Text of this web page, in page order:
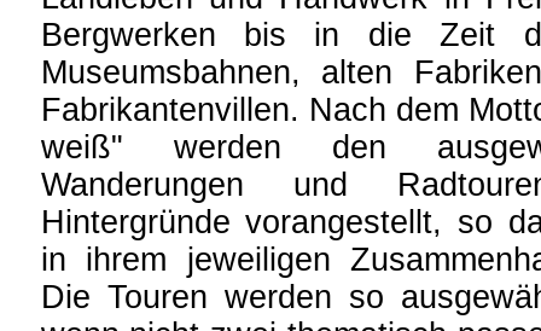
Bergwerken bis in die Zeit
Museumsbahnen, alten
Fabrikantenvillen. Nach dem
weiß" werden den
Wanderungen und
Hintergründe vorangestellt, so
in ihrem jeweiligen
Die Touren werden so